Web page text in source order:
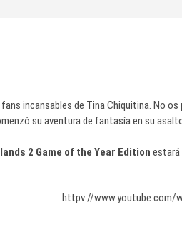
incansables de Tina Chiquitina. No
su aventura de fantasía en su
2 Game of the Year Edition estará
httpv://www.youtube.com/